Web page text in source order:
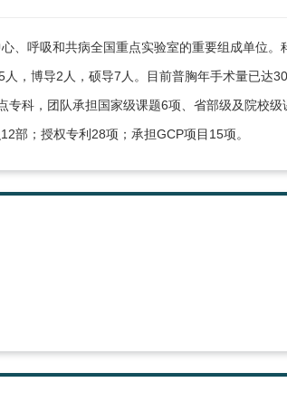
、呼吸和共病全国重点实验室的重要组成单位。
，博导2人，硕导7人。目前普胸年手术量已达
专科，团队承担国家级课题6项、省部级及院校级
部；授权专利28项；承担GCP项目15项。